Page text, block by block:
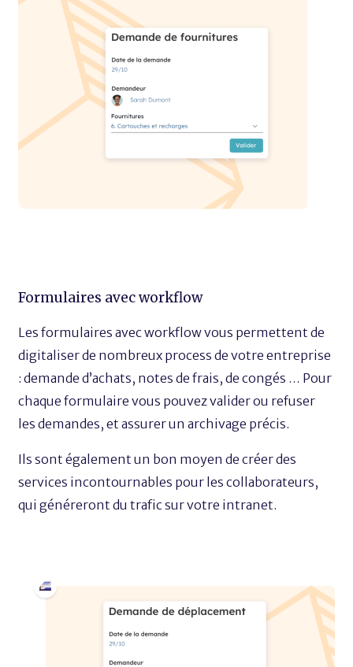
Formulaires avec workflow
Les formulaires avec workflow vous permettent de
digitaliser de nombreux process de votre entreprise
: demande d’achats, notes de frais, de congés … Pour
chaque formulaire vous pouvez valider ou refuser
les demandes, et assurer un archivage précis.
Ils sont également un bon moyen de créer des
services incontournables pour les collaborateurs,
quigénéreront du trafic sur votre intranet.